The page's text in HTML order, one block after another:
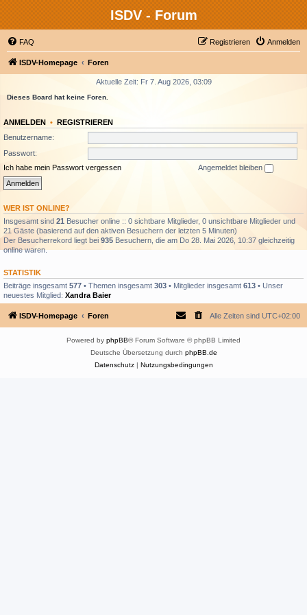
ISDV - Forum
FAQ Anmelden
Registrieren
ISDV-Homepage Foren
Aktuelle Zeit: Fr 7. Aug 2026, 03:09
Dieses Board hat keine Foren.
ANMELDEN • REGISTRIEREN
Benutzername:
Passwort:
Ich habe mein Passwort vergessen
Angemeldet bleiben
WER IST ONLINE?
Insgesamt sind 21 Besucher online :: 0 sichtbare Mitglieder, 0 unsichtbare Mitglieder und
21 Gäste (basierend auf den aktiven Besuchern der letzten 5 Minuten)
Der Besucherrekord liegt bei 935 Besuchern, die am Do 28. Mai 2026, 10:37 gleichzeitig
online waren.
STATISTIK
Beiträge insgesamt 577 • Themen insgesamt 303 • Mitglieder insgesamt 613 • Unser
neuestes Mitglied: Xandra Baier
ISDV-Homepage Foren Alle Zeiten sind UTC+02:00
Powered by phpBB® Forum Software © phpBB Limited
Deutsche Übersetzung durch phpBB.de
Datenschutz| Nutzungsbedingungen